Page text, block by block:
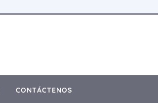
CONTÁCTENOS